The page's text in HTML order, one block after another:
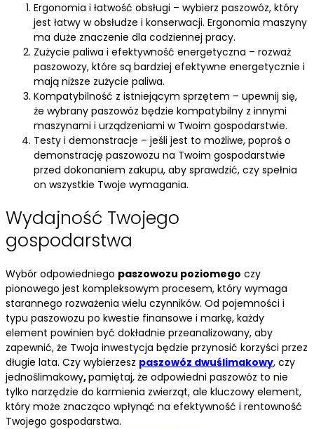
Ergonomia i łatwość obsługi – wybierz paszowóz, który
jest łatwy w obsłudze i konserwacji. Ergonomia maszyny
ma duże znaczenie dla codziennej pracy.
Zużycie paliwa i efektywność energetyczna – rozważ
paszowozy, które są bardziej efektywne energetycznie i
mają niższe zużycie paliwa.
Kompatybilność z istniejącym sprzętem – upewnij się,
że wybrany paszowóz będzie kompatybilny z innymi
maszynami i urządzeniami w Twoim gospodarstwie.
Testy i demonstracje – jeśli jest to możliwe, poproś o
demonstrację paszowozu na Twoim gospodarstwie
przed dokonaniem zakupu, aby sprawdzić, czy spełnia
on wszystkie Twoje wymagania.
Wydajność Twojego
gospodarstwa
Wybór odpowiedniego paszowozu poziomego czy
pionowego jest kompleksowym procesem, który wymaga
starannego rozważenia wielu czynników. Od pojemności i
typu paszowozu po kwestie finansowe i markę, każdy
element powinien być dokładnie przeanalizowany, aby
zapewnić, że Twoja inwestycja będzie przynosić korzyści przez
długie lata. Czy wybierzesz paszowóz dwuślimakowy, czy
jednoślimakowy,pamiętaj, że odpowiedni paszowóz to nie
tylko narzędzie do karmienia zwierząt, ale kluczowy element,
który może znacząco wpłynąć na efektywność i rentowność
Twojego gospodarstwa.